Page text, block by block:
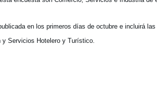
en los primeros días de octubre e incluirá
Servicios Hotelero y Turístico.